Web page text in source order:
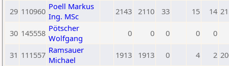
29 110960 Poell Markus
Ing. MSc
2143 2110 33 15 14
30 145558 Pötscher
Wolfgang
0 0 0 0 0
31 111557 Ramsauer
Michael
1913 1913 0 4 2